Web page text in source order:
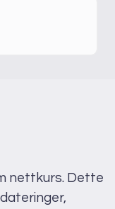
nettkurs. Dette